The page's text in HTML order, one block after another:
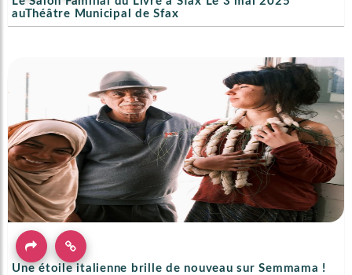
auThéâtre Municipal de Sfax
Une étoile italienne brille de nouveau sur Semmama !